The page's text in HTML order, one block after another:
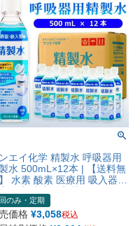
エイ化学 精製水 呼吸器用
水 500mL×12本 | 【送料無
水素 酸素 医療用 吸入器
パップ 睡眠時 無呼吸症候群
チャンバー 鼻うがい スチ
のみ・定期
価格 ¥3,058税込